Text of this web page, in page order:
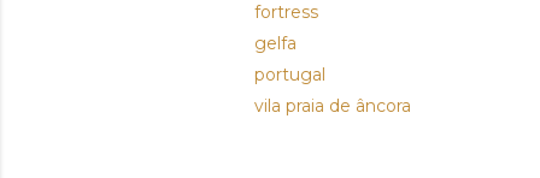
fortress
gelfa
portugal
vila praia de âncora